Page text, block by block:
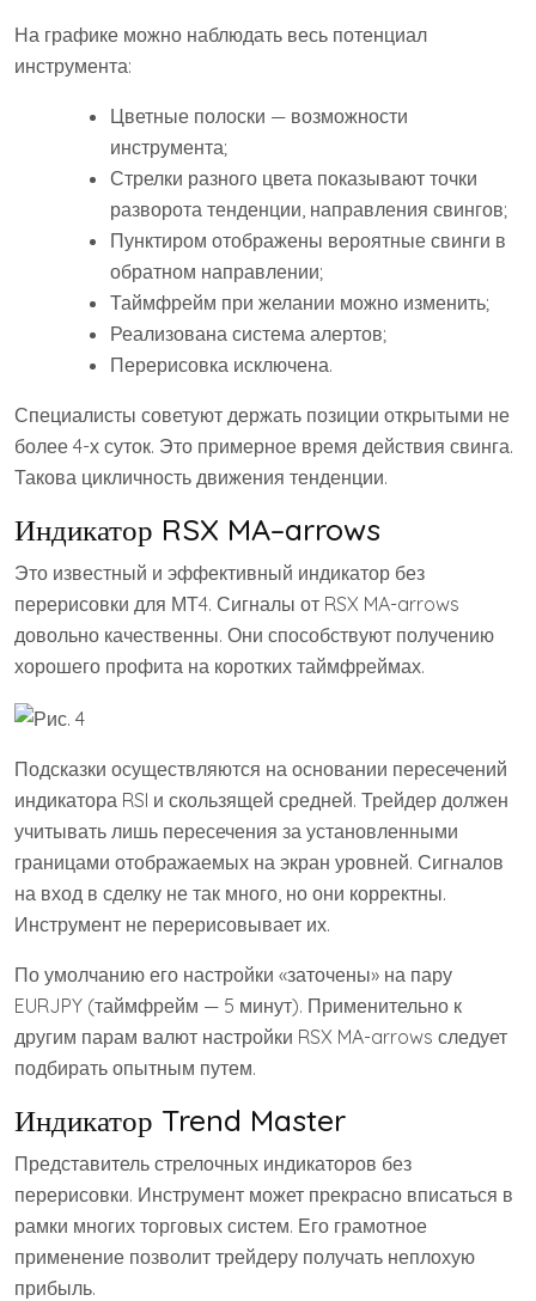
На графике можно наблюдать весь потенциал
инструмента:
Цветные полоски — возможности
инструмента;
Стрелки разного цвета показывают точки
разворота тенденции, направления свингов;
Пунктиром отображены вероятные свинги в
обратном направлении;
Таймфрейм при желании можно изменить;
Реализована система алертов;
Перерисовка исключена.
Специалисты советуют держать позиции открытыми не
более 4-х суток. Это примерное время действия свинга.
Такова цикличность движения тенденции.
Индикатор RSX MA–arrows
Это известный и эффективный индикатор без
перерисовки для МТ4. Сигналы от RSX MA-arrows
довольно качественны. Они способствуют получению
хорошего профита на коротких таймфреймах.
Подсказки осуществляются на основании пересечений
индикатора RSI и скользящей средней. Трейдер должен
учитывать лишь пересечения за установленными
границами отображаемых на экран уровней. Сигналов
на вход в сделку не так много, но они корректны.
Инструмент не перерисовывает их.
По умолчанию его настройки «заточены» на пару
EURJPY (таймфрейм — 5 минут). Применительно к
другим парам валют настройки RSX MA-arrows следует
подбирать опытным путем.
Индикатор Trend Master
Представитель стрелочных индикаторов без
перерисовки. Инструмент может прекрасно вписаться в
рамки многих торговых систем. Его грамотное
применение позволит трейдеру получать неплохую
прибыль.